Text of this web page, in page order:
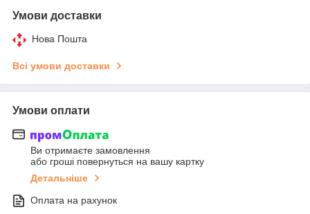
Умови доставки
Нова Пошта
Всі умови доставки
Умови оплати
Ви отримаєте замовлення
або гроші повернуться на вашу картку
Детальніше
Оплата на рахунок